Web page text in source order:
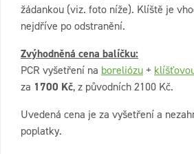
žádankou (viz. foto níže). Klíště je
nejdříve po odstranění.
Zvýhodněná cena balíčku:
PCR vyšetření na boreliózu +
za 1700 Kč, z původních 2100 Kč.
Uvedená cena je za vyšetření a
poplatky.